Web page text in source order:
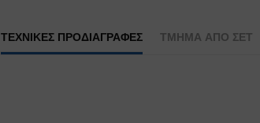
ΤΕΧΝΙΚΕΣ ΠΡΟΔΙΑΓΡΑΦΕΣ ΤΜΉΜΑ ΑΠΌ ΣΕΤ